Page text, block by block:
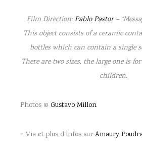
Film Direction: Pablo Pastor–
This object consists of a ceramic
bottles which can contain a single
There are two sizes, the large one is
children.
Photos © Gustavo Millon
+ Via et plus d’infos sur Amaury